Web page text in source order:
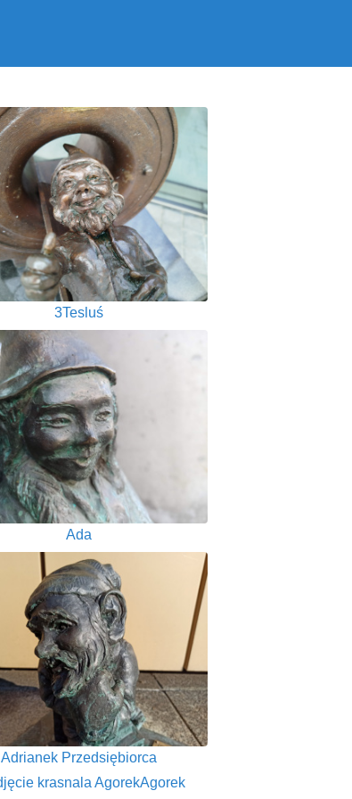
3Tesluś
Ada
Adrianek Przedsiębiorca
Agorek